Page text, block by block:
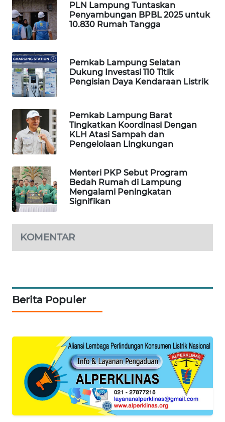
PLN Lampung Tuntaskan
Penyambungan BPBL 2025 untuk
10.830 Rumah Tangga
Pemkab Lampung Selatan
Dukung Investasi 110 Titik
Pengisian Daya Kendaraan Listrik
Pemkab Lampung Barat
Tingkatkan Koordinasi Dengan
KLH Atasi Sampah dan
Pengelolaan Lingkungan
Menteri PKP Sebut Program
Bedah Rumah di Lampung
Mengalami Peningkatan
Signifikan
KOMENTAR
Berita Populer
Wahana
Network
KONSUMEN
LISTRIK
MASYARAKAT
WALINKI
ID
MAWAKA
ID
MARTABAT
PLN
WATCH
KOPEKLIN
PORTAL
KONSUMEN